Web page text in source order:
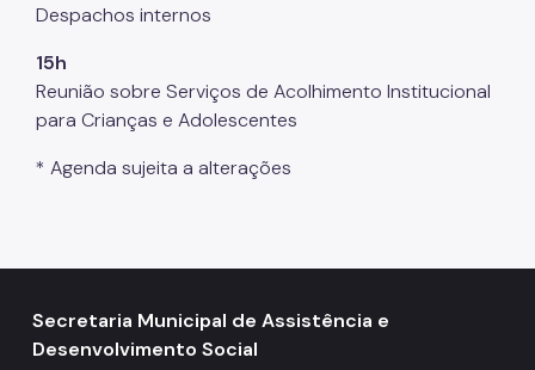
Famílias
Família Acolhedora
Programa Cidade Protetora
Despachos internos
15h
Reunião sobre Serviços de Acolhimento Institucional
para Crianças e Adolescentes
* Agenda sujeita a alterações
Secretaria Municipal de Assistência e
Desenvolvimento Social